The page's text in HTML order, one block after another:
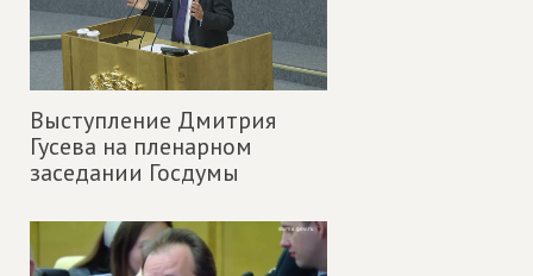
Выступление Дмитрия
Гусева на пленарном
заседании Госдумы